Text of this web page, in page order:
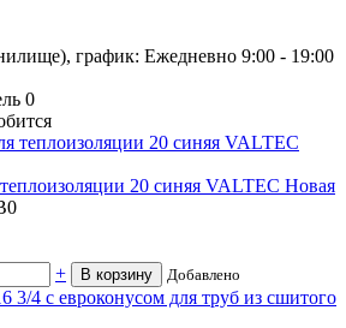
график: Ежедневно 9:00 - 19:00
0
20 синяя VALTEC Новая
+ В корзину Добавлено